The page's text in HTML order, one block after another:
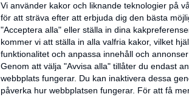
Vi använder kakor och liknande teknologier på
för att sträva efter att erbjuda dig den bästa
"Acceptera alla" eller ställa in dina
kommer vi att ställa in alla valfria kakor, vilket
funktionalitet och anpassa innehåll och
Genom att välja "Avvisa alla" tillåter du endast
webbplats fungerar. Du kan inaktivera dessa
påverka hur webbplatsen fungerar. För att få